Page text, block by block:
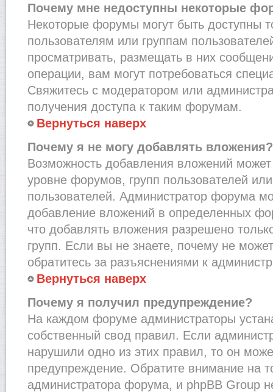
Почему мне недоступны некоторые
Некоторые форумы могут быть доступны
пользователям или группам
просматривать, размещать в них
операции, вам могут потребоваться
Свяжитесь с модератором или
получения доступа к таким форумам.
Вернуться наверх
Почему я не могу добавлять вложения?
Возможность добавления вложений может
уровне форумов, групп пользователей
пользователей. Администратор форума
добавление вложений в определенных
что добавлять вложения разрешено
групп. Если вы не знаете, почему не
обратитесь за разъяснениями к
Вернуться наверх
Почему я получил предупреждение?
На каждом форуме администраторы
собственный свод правил. Если
нарушили одно из этих правил, то он
предупреждение. Обратите внимание на
администратора форума, и phpBB Group